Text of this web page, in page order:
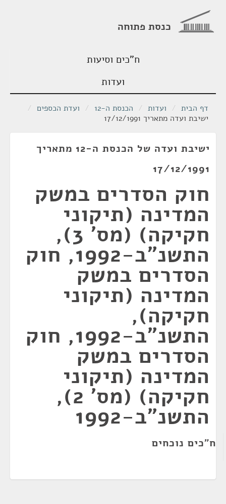
כנסת פתוחה
ח"כים וסיעות
ועדות
דף הבית / ועדות / הכנסת ה-12 / ועדת הכספים /
ישיבת ועדה מתאריך 17/12/1991
ישיבת ועדה של הכנסת ה-12 מתאריך
17/12/1991
חוק הסדרים במשק
המדינה (תיקוני
חקיקה) (מס' 3),
התשנ"ב-1992, חוק
הסדרים במשק
המדינה (תיקוני
חקיקה),
התשנ"ב-1992, חוק
הסדרים במשק
המדינה (תיקוני
חקיקה) (מס' 2),
התשנ"ב-1992
ח"כים נוכחים